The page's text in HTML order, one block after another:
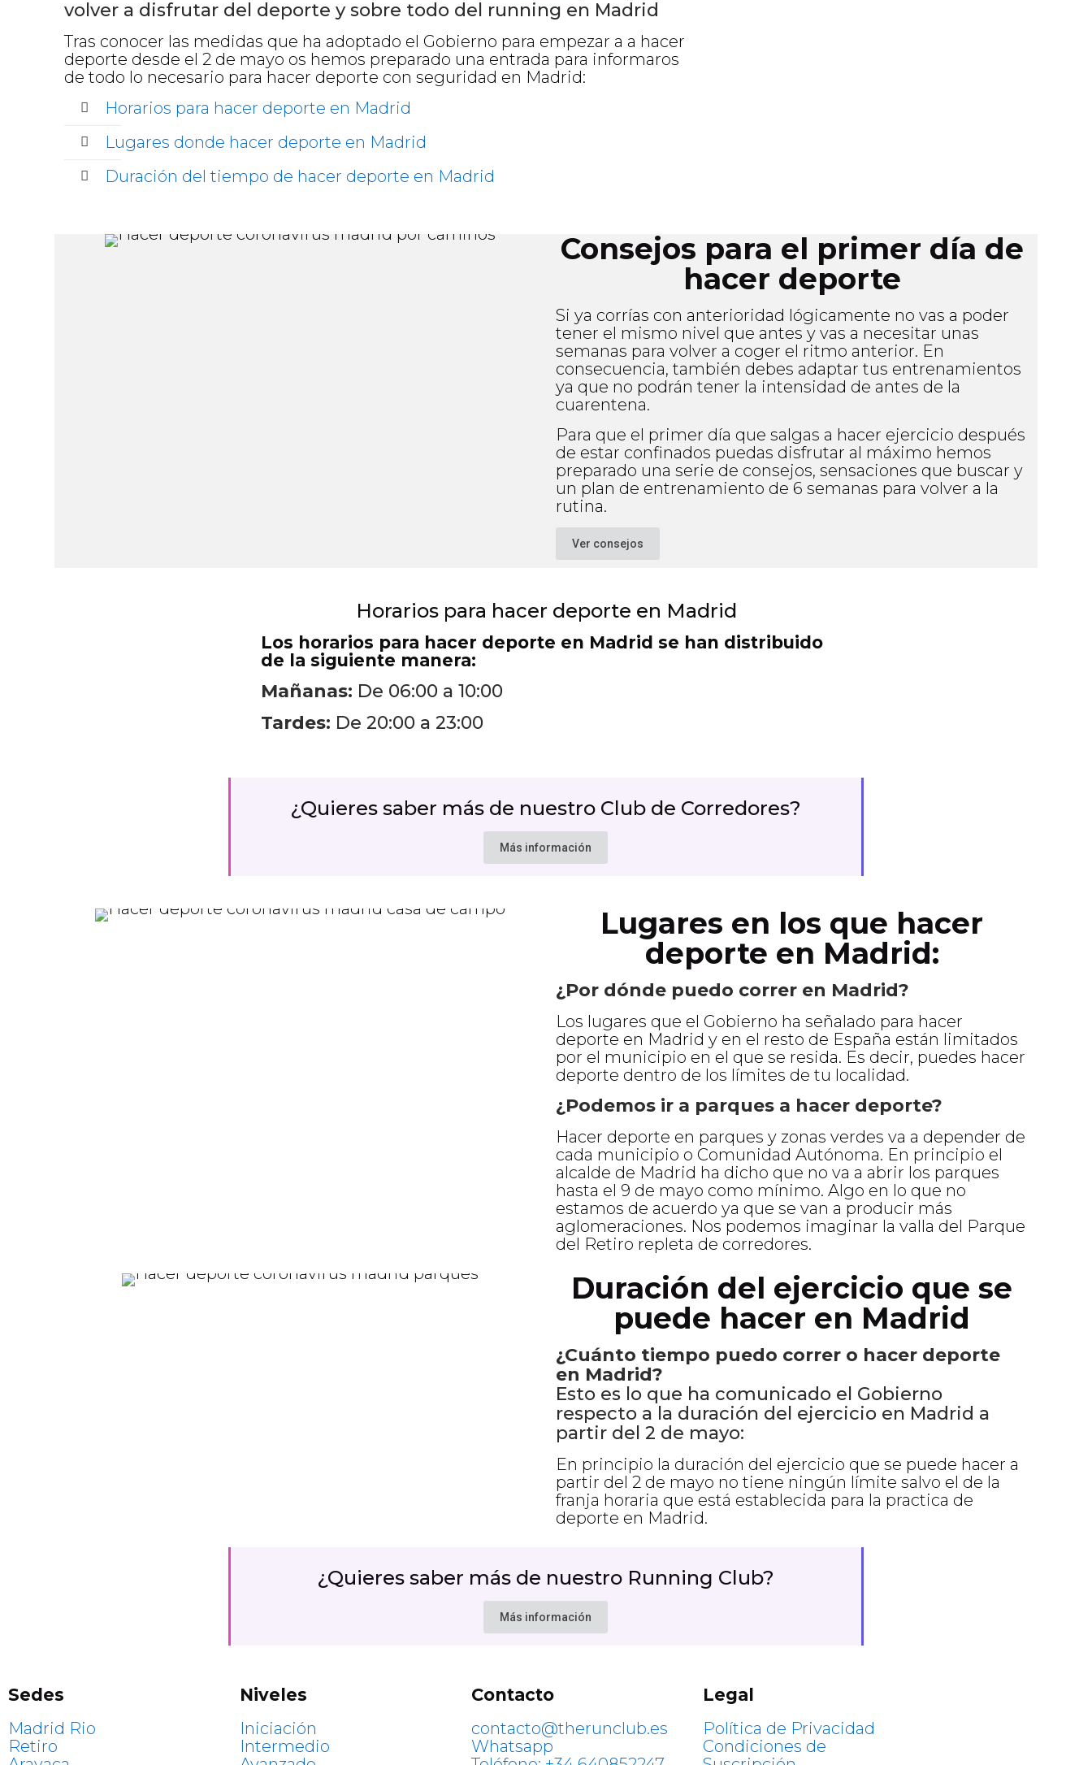
volver a disfrutar del deporte y sobre todo del running en Madrid
Tras conocer las medidas que ha adoptado el Gobierno para empezar a a hacer
deporte desde el 2 de mayo os hemos preparado una entrada para informaros
de todo lo necesario para hacer deporte con seguridad en Madrid:
Horarios para hacer deporte en Madrid
Lugares donde hacer deporte en Madrid
Duración del tiempo de hacer deporte en Madrid
Consejos para el primer día de
hacer deporte
Si ya corrías con anterioridad lógicamente no vas a poder
tener el mismo nivel que antes y vas a necesitar unas
semanas para volver a coger el ritmo anterior. En
consecuencia, también debes adaptar tus entrenamientos
ya que no podrán tener la intensidad de antes de la
cuarentena.
Para que el primer día que salgas a hacer ejercicio después
de estar confinados puedas disfrutar al máximo hemos
preparado una serie de consejos, sensaciones que buscar y
un plan de entrenamiento de 6 semanas para volver a la
rutina.
Ver consejos
Horarios para hacer deporte en Madrid
Los horarios para hacer deporte en Madrid se han distribuido
de la siguiente manera:
Mañanas: De 06:00 a 10:00
Tardes: De 20:00 a 23:00
¿Quieres saber más de nuestro Club de Corredores?
Más información
Lugares en los que hacer
deporte en Madrid:
¿Por dónde puedo correr en Madrid?
Los lugares que el Gobierno ha señalado para hacer
deporte en Madrid y en el resto de España están limitados
por el municipio en el que se resida. Es decir, puedes hacer
deporte dentro de los límites de tu localidad.
¿Podemos ir a parques a hacer deporte?
Hacer deporte en parques y zonas verdes va a depender de
cada municipio o Comunidad Autónoma. En principio el
alcalde de Madrid ha dicho que no va a abrir los parques
hasta el 9 de mayo como mínimo. Algo en lo que no
estamos de acuerdo ya que se van a producir más
aglomeraciones. Nos podemos imaginar la valla del Parque
del Retiro repleta de corredores.
Duración del ejercicio que se
puede hacer en Madrid
¿Cuánto tiempo puedo correr o hacer deporte
en Madrid?
Esto es lo que ha comunicado el Gobierno
respecto a la duración del ejercicio en Madrid a
partir del 2 de mayo:
En principio la duración del ejercicio que se puede hacer a
partir del 2 de mayo no tiene ningún límite salvo el de la
franja horaria que está establecida para la practica de
deporte en Madrid.
¿Quieres saber más de nuestro Running Club?
Más información
Sedes
Madrid Rio
Retiro
Niveles
Iniciación
Intermedio
Contacto
contacto@therunclub.es
Whatsapp
Legal
Política de Privacidad
Condiciones de